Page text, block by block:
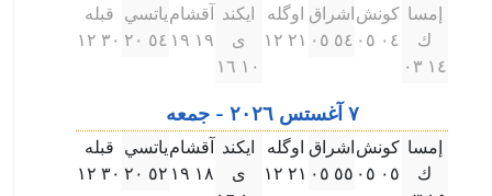
إمسا
ك
۱٤ ۰۳
كونش
۰٤ ۰٥
اشراق
٥٤ ۰٥
اوگله
۲۱ ۱۲
ايكند
ى
۱۰ ۱٦
آقشام
۱٩ ۱٩
ياتسي
٥٤ ۲۰
قبله
۳۰ ۱۲
٧ آغستس ۲۰۲٦ - جمعه
إمسا
ك
كونش
۰٥ ۰٥
اشراق
٥٥ ۰٥
اوگله
۲۱ ۱۲
ايكند
ى
آقشام
۱٨ ۱٩
ياتسي
٥۲ ۲۰
قبله
۳۰ ۱۲